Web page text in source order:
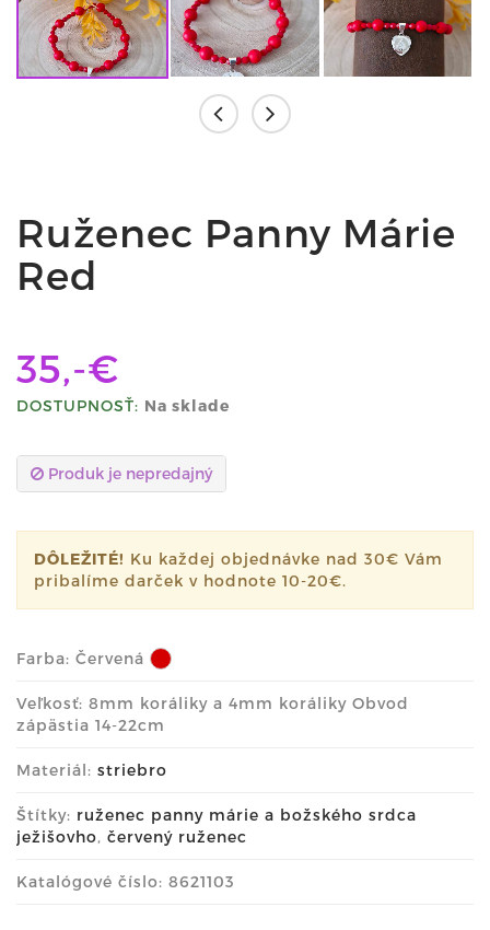
Ruženec Panny Márie
Red
35,-€
DOSTUPNOSŤ: Na sklade
Produk je nepredajný
DÔLEŽITÉ! Ku každej objednávke nad 30€ Vám
pribalíme darček v hodnote 10-20€.
Farba: Červená
Veľkosť: 8mm koráliky a 4mm koráliky Obvod
zápästia 14-22cm
Materiál: striebro
Štítky: ruženec panny márie a božského srdca
ježišovho, červený ruženec
Katalógové číslo: 8621103